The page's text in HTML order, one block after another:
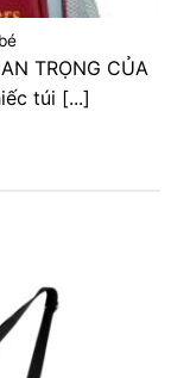
TRỌNG CỦA
túi [...]